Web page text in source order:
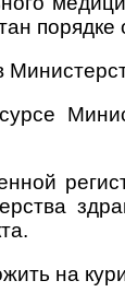
порядке
на